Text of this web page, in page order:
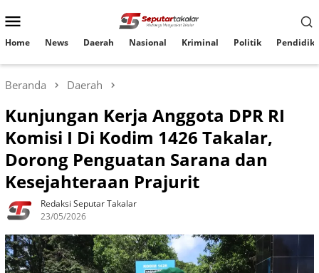
ke
Mobile
Home News Daerah Nasional Kriminal Politik
Beranda Daerah
Kunjungan Kerja Anggota DPR RI
Komisi I Di Kodim 1426 Takalar,
Dorong Penguatan Sarana dan
Kesejahteraan Prajurit
Redaksi Seputar Takalar
23/05/2026